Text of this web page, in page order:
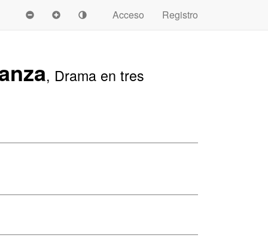
Acceso
Registro
, Drama en tres